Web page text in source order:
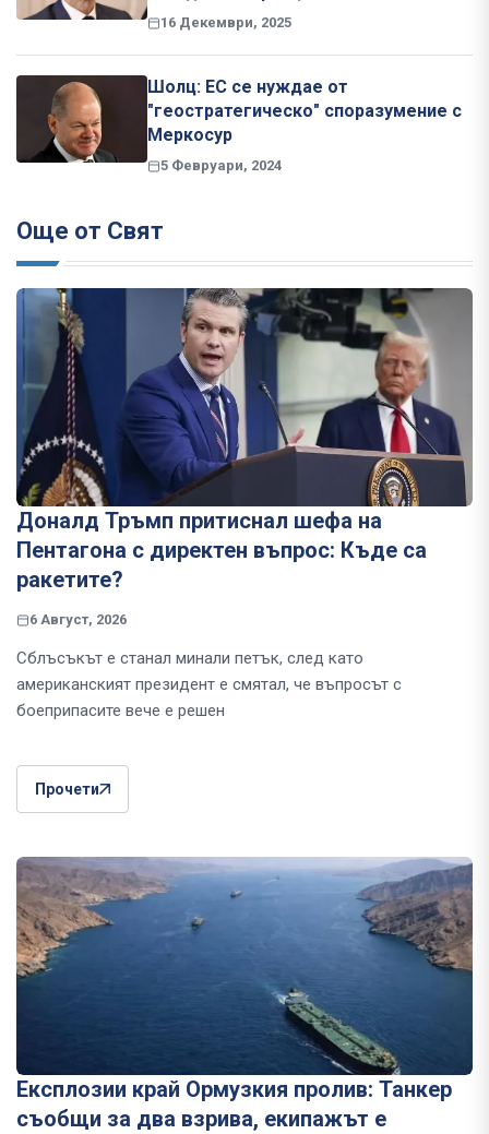
16 Декември, 2025
Шолц: ЕС се нуждае от
"геостратегическо" споразумение с
Меркосур
5 Февруари, 2024
Още от Свят
Доналд Тръмп притиснал шефа на
Пентагона с директен въпрос: Къде са
ракетите?
6 Август, 2026
Сблъсъкът е станал минали петък, след като
американският президент е смятал, че въпросът с
боеприпасите вече е решен
Прочети
Експлозии край Ормузкия пролив: Танкер
съобщи за два взрива, екипажът е